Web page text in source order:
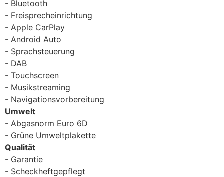
Bluetooth
Freisprecheinrichtung
Apple CarPlay
Android Auto
Sprachsteuerung
DAB
Touchscreen
Musikstreaming
Navigationsvorbereitung
Umwelt
Abgasnorm Euro 6D
Grüne Umweltplakette
Qualität
Garantie
Scheckheftgepflegt